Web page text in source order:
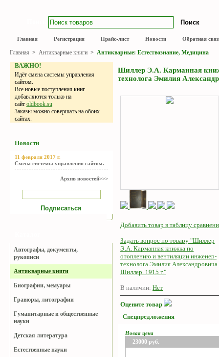
Главная Регистрация Прайс-лист Новости Обратная
Главная > Антикварные книги > Антикварные: Естествознание, Медицина
ВАЖНО!
Идёт смена системы управления
сайтом.
Все новые поступления книг
добавляются только на
сайт oldbook.su
Заказы можно совершать на обоих
сайтах.
Новости
11 февраля 2017 г.
Смена системы управления сайтом.
Архив новостей>>>
Автографы, документы,
рукописи
Антикварные книги
Биографии, мемуары
Гравюры, литографии
Гуманитарные и общественные
науки
Детская литература
Естественные науки
Шиллер Э.А. Карманная
технолога Эмилия
Добавить товар в таблицу
Задать вопрос по товару "Шиллер
Э.А. Карманная книжка по
отоплению и вентиляции инженер-
технолога Эмилия Александровича
Шиллер. 1915 г."
В наличии: Нет
Оцените товар
Спецпредложения
Новая цена
23000 руб.